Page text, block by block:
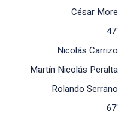
César More
47'
Nicolás Carrizo
Martín Nicolás Peralta
Rolando Serrano
67'